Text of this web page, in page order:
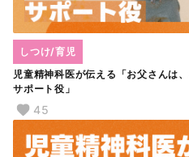
児童精神科医が伝える「お父さんは
サポート役」
しつけ/育児
45